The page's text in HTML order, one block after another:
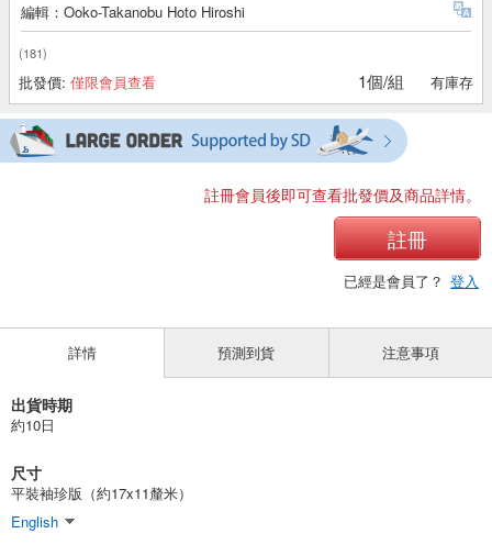
編輯：Ooko-Takanobu Hoto Hiroshi
(181)
批發價: 僅限會員查看 1個/組 有庫存
註冊會員後即可查看批發價及商品詳情。
註冊
已經是會員了？ 登入
詳情
出貨時期
約10日
尺寸
平裝袖珍版（約17x11釐米）
English
預測到貨 注意事項